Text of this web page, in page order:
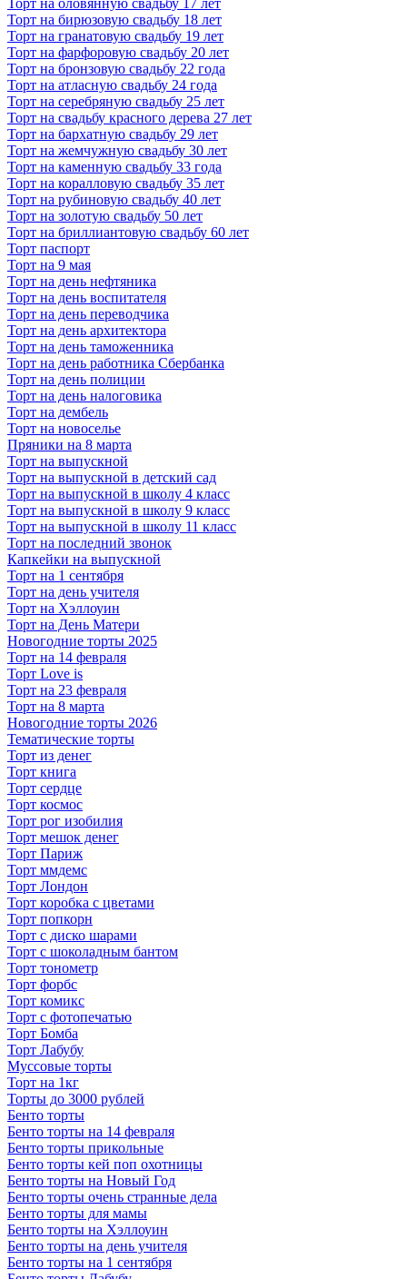
Торт на оловянную свадьбу 17 лет
Торт на бирюзовую свадьбу 18 лет
Торт на гранатовую свадьбу 19 лет
Торт на фарфоровую свадьбу 20 лет
Торт на бронзовую свадьбу 22 года
Торт на атласную свадьбу 24 года
Торт на серебряную свадьбу 25 лет
Торт на свадьбу красного дерева 27 лет
Торт на бархатную свадьбу 29 лет
Торт на жемчужную свадьбу 30 лет
Торт на каменную свадьбу 33 года
Торт на коралловую свадьбу 35 лет
Торт на рубиновую свадьбу 40 лет
Торт на золотую свадьбу 50 лет
Торт на бриллиантовую свадьбу 60 лет
Торт паспорт
Торт на 9 мая
Торт на день нефтяника
Торт на день воспитателя
Торт на день переводчика
Торт на день архитектора
Торт на день таможенника
Торт на день работника Сбербанка
Торт на день полиции
Торт на день налоговика
Торт на дембель
Торт на новоселье
Пряники на 8 марта
Торт на выпускной
Торт на выпускной в детский сад
Торт на выпускной в школу 4 класс
Торт на выпускной в школу 9 класс
Торт на выпускной в школу 11 класс
Торт на последний звонок
Капкейки на выпускной
Торт на 1 сентября
Торт на день учителя
Торт на Хэллоуин
Торт на День Матери
Новогодние торты 2025
Торт на 14 февраля
Торт Love is
Торт на 23 февраля
Торт на 8 марта
Новогодние торты 2026
Тематические торты
Торт из денег
Торт книга
Торт сердце
Торт космос
Торт рог изобилия
Торт мешок денег
Торт Париж
Торт ммдемс
Торт Лондон
Торт коробка с цветами
Торт попкорн
Торт с диско шарами
Торт с шоколадным бантом
Торт тонометр
Торт форбс
Торт комикс
Торт с фотопечатью
Торт Бомба
Торт Лабубу
Муссовые торты
Торт на 1кг
Торты до 3000 рублей
Бенто торты
Бенто торты на 14 февраля
Бенто торты прикольные
Бенто торты кей поп охотницы
Бенто торты на Новый Год
Бенто торты очень странные дела
Бенто торты для мамы
Бенто торты на Хэллоуин
Бенто торты на день учителя
Бенто торты на 1 сентября